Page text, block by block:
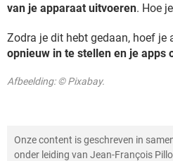
van je apparaat uitvoeren. Hoe
Zodra je dit hebt gedaan, hoef je
opnieuw in te stellen en je apps
Afbeelding: © Pixabay.
Onze content is geschreven in
onder leiding van Jean-François